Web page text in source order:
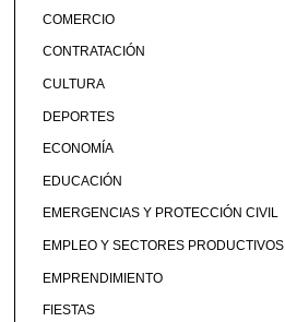
COMERCIO
CONTRATACIÓN
CULTURA
DEPORTES
ECONOMÍA
EDUCACIÓN
EMERGENCIAS Y PROTECCIÓN CIVIL
EMPLEO Y SECTORES PRODUCTIVOS
EMPRENDIMIENTO
FIESTAS